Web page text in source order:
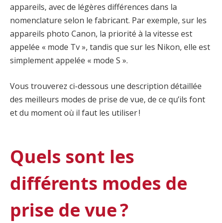
appareils, avec de légères différences dans la
nomenclature selon le fabricant. Par exemple, sur les
appareils photo Canon, la priorité à la vitesse est
appelée « mode Tv », tandis que sur les Nikon, elle est
simplement appelée « mode S ».
Vous trouverez ci-dessous une description détaillée
des meilleurs modes de prise de vue, de ce qu’ils font
et du moment où il faut les utiliser !
Quels sont les
différents modes de
prise de vue ?